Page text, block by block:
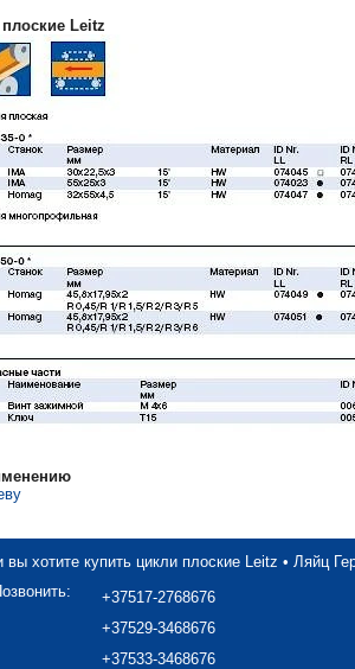
Leitz
вы хотите купить цикли плоские Leitz • Ляйц
+37517-2768676
+37529-3468676
+37533-3468676